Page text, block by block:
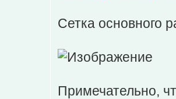
Сетка основного
Примечательно,